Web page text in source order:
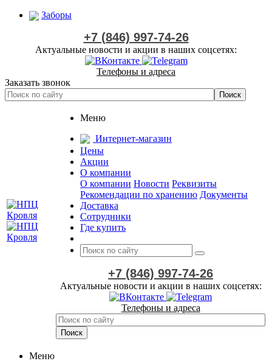
Заборы
+7 (846) 997-74-26
Актуальные новости и акции в наших соцсетях:
Телефоны и адреса
Заказать звонок
Меню
Интернет-магазин
Цены
Акции
О компании
О компании Новости Реквизиты
Рекомендации по хранению Документы
Доставка
Сотрудники
Где купить
+7 (846) 997-74-26
Актуальные новости и акции в наших соцсетях:
Телефоны и адреса
Меню